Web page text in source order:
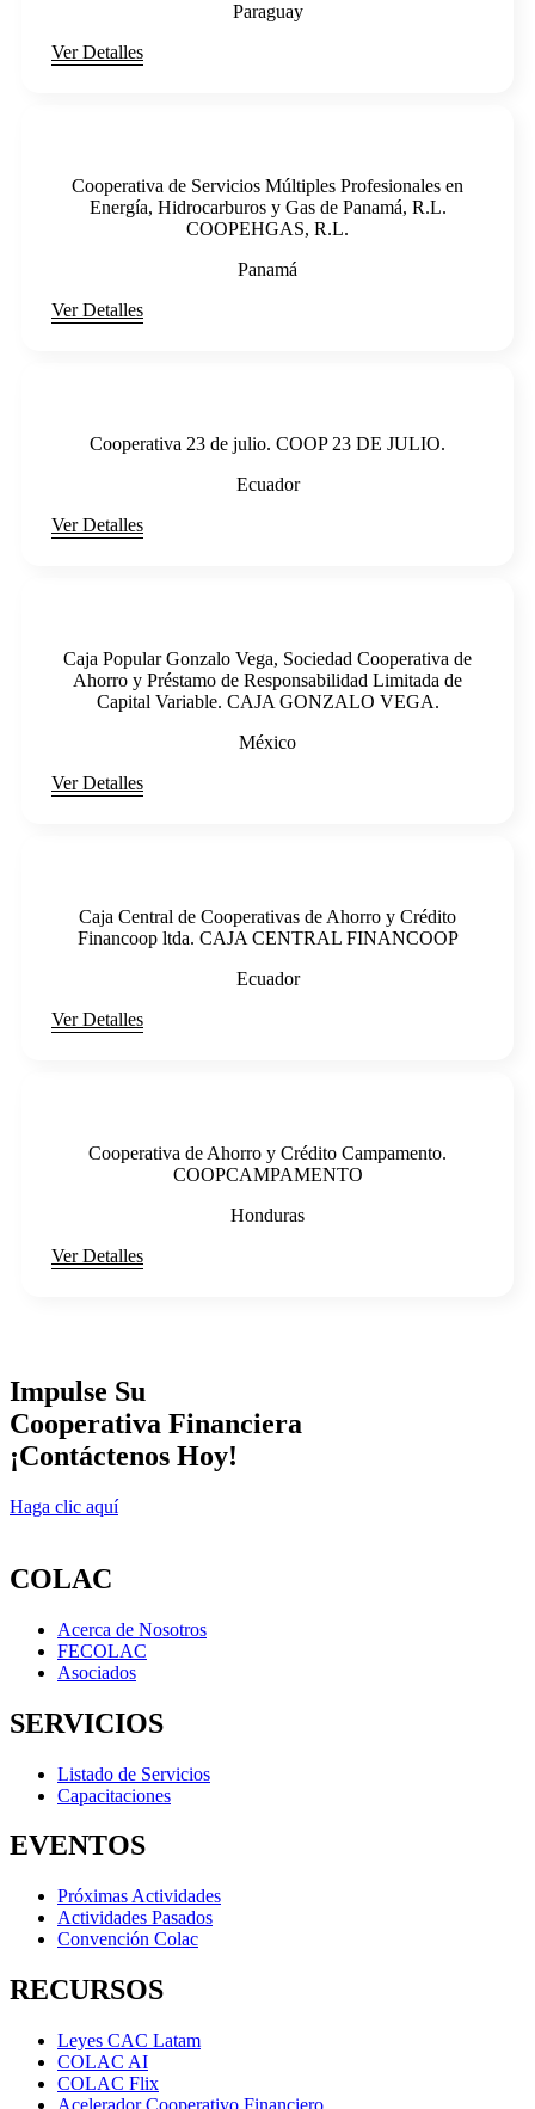
Paraguay
Ver Detalles
Cooperativa de Servicios Múltiples Profesionales en
Energía, Hidrocarburos y Gas de Panamá, R.L.
COOPEHGAS, R.L.
Panamá
Ver Detalles
Cooperativa 23 de julio. COOP 23 DE JULIO.
Ecuador
Ver Detalles
Caja Popular Gonzalo Vega, Sociedad Cooperativa de
Ahorro y Préstamo de Responsabilidad Limitada de
Capital Variable. CAJA GONZALO VEGA.
México
Ver Detalles
Caja Central de Cooperativas de Ahorro y Crédito
Financoop ltda. CAJA CENTRAL FINANCOOP
Ecuador
Ver Detalles
Cooperativa de Ahorro y Crédito Campamento.
COOPCAMPAMENTO
Honduras
Ver Detalles
Impulse Su
Cooperativa Financiera
¡Contáctenos Hoy!
Haga clic aquí
COLAC
Acerca de Nosotros
FECOLAC
Asociados
SERVICIOS
Listado de Servicios
Capacitaciones
EVENTOS
Próximas Actividades
Actividades Pasados
Convención Colac
RECURSOS
Leyes CAC Latam
COLAC AI
COLAC Flix